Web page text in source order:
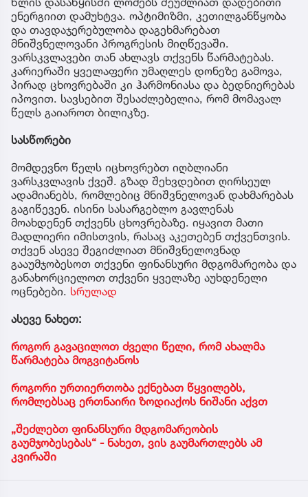
ენერგიით დამუხტვა. ოპტიმიზმი, კეთილგანწყობა
და თავდაჯერებულობა დაგეხმარებათ
მნიშვნელოვანი პროგრესის მიღწევაში.
ვარსკვლავები თან ახლავს თქვენს წარმატებას.
კარიერაში ყველაფერი უმაღლეს დონეზე გამოვა,
პირად ცხოვრებაში კი ჰარმონიასა და ბედნიერებას
იპოვით. სავსებით შესაძლებელია, რომ მომავალ
წელს გაიაროთ ბილიკზე.
სასწორები
მომდევნო წელს იცხოვრებთ იღბლიანი
ვარსკვლავის ქვეშ. გზად შეხვდებით ღირსეულ
ადამიანებს, რომლებიც მნიშვნელოვან დახმარებას
გაგიწევენ. ისინი სასარგებლო გავლენას
მოახდენენ თქვენს ცხოვრებაზე. იყავით მათი
მადლიერი იმისთვის, რასაც აკეთებენ თქვენთვის.
თქვენ ასევე შეგიძლიათ მნიშვნელოვნად
გააუმჯობესოთ თქვენი ფინანსური მდგომარეობა და
განახორციელოთ თქვენი ყველაზე აუხდენელი
ოცნებები. სრულად
ასევე ნახეთ:
როგორ გავაცილოთ ძველი წელი, რომ ახალმა
წარმატება მოგვიტანოს
როგორი ურთიერთობა ექნებათ წყვილებს,
რომლებსაც ერთნაირი ზოდიაქოს ნიშანი აქვთ
„შეძლებთ ფინანსური მდგომარეობის
გაუმჯობესებას“ - ნახეთ, ვის გაუმართლებს ამ
კვირაში